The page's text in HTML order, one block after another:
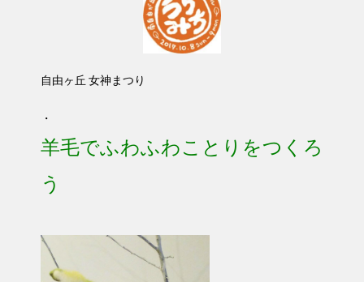
自由ヶ丘 女神まつり
・
羊毛でふわふわことりをつくろ
う